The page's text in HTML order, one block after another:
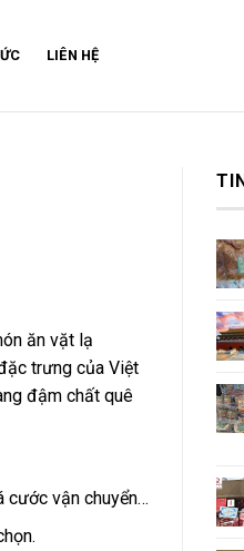
LIÊN HỆ
ăn vặt lạ
trưng của Việt
đậm chất quê
cước vận chuyển…